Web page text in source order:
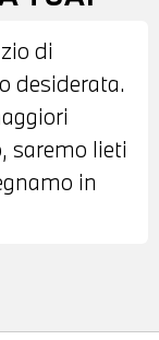
di
desiderata.
saremo lieti
in